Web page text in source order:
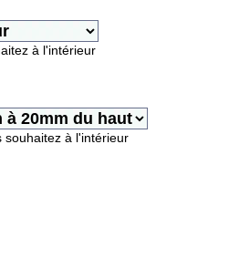
à l'intérieur
souhaitez à l'intérieur